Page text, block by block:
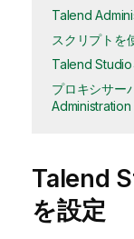
Talend
スクリプトを
Talend
プロキシサー
Talend
を設定